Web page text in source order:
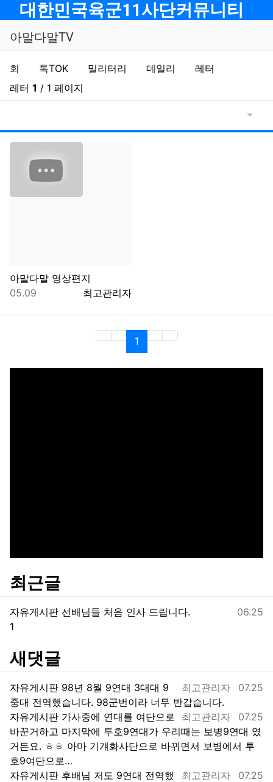
메뉴
대한민국육군11사단커뮤니티
아말다말TV
아말다말TV 분류 목록
회 톡TOK 밀리터리 데일리 현재 분류
레터
레터 1 / 1 페이지
게시
아말다말 영상편지
등록자
최고관리자
등록일
05.09
1 (current)
최근글
등록일
06.25
자유게시판 선배님들 처음 인사 드립니다.
댓글
1
새댓글
등록자
최고관리자 등록일
07.25
자유게시판 98년 8월 9연대 3대대 9
중대 전역했습니다. 98군번이라 너무 반갑습니다.
등록자
최고관리자 등록일
07.25
자유게시판 가사중에 연대를 여단으로
바꾼거하고 마지막에 투호9연대가 우리때는 보병9연대 였
거든요. ㅎㅎ 아마 기걔화사단으로 바뀌면서 보병에서 투
호9여단으로…
등록자
최고관리자 등록일
07.25
자유게시판 후배님 저도 9연대 전역했